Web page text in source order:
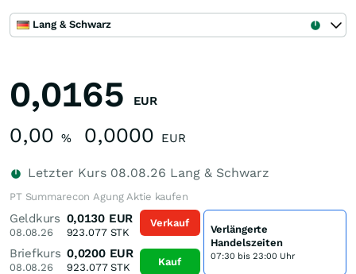
Lang & Schwarz
0,0165 EUR
0,00 % 0,0000 EUR
Letzter Kurs 08.08.26 Lang & Schwarz
PT Summarecon Agung Aktie kaufen
Geldkurs
08.08.26
0,0130 EUR
923.077STK
Briefkurs
08.08.26
0,0200 EUR
923.077STK
Verkauf
Kauf
Verlängerte
Handelszeiten
07:30 bis 23:00 Uhr